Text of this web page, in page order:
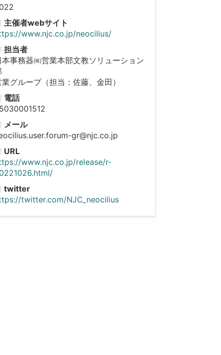
主催者webサイト
www.njc.co.jp/neocilius/
担当者
本事務器㈱営業本部文教ソリューション
業グループ（担当：佐藤、金田）
電話
メール
gr@njc.co.jp
URL
www.njc.co.jp/release/r-
twitter
twitter.com/NJC_neocilius